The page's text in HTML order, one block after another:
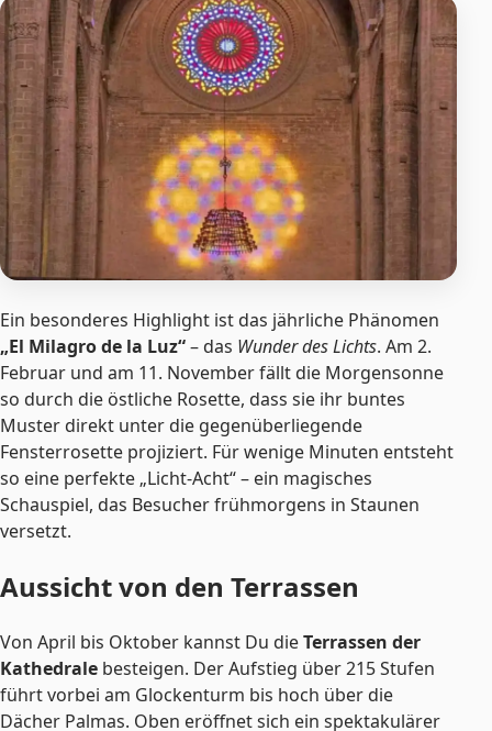
Ein besonderes Highlight ist das jährliche Phänomen
„El Milagro de la Luz“– das Wunder des Lichts. Am 2.
Februar und am 11. November fällt die Morgensonne
so durch die östliche Rosette, dass sie ihr buntes
Muster direkt unter die gegenüberliegende
Fensterrosette projiziert. Für wenige Minuten entsteht
so eine perfekte „Licht-Acht“ – ein magisches
Schauspiel, das Besucher frühmorgens in Staunen
versetzt.
Aussicht von den Terrassen
Von April bis Oktober kannst Du dieTerrassen der
Kathedrale besteigen. Der Aufstieg über 215 Stufen
führt vorbei am Glockenturm bis hoch über die
Dächer Palmas. Oben eröffnet sich ein spektakulärer